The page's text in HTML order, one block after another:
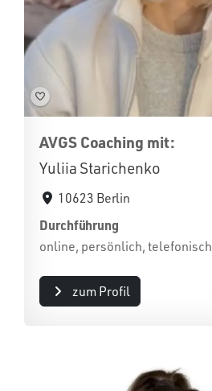
AVGS Coaching mit:
Yuliia Starichenko
10623 Berlin
Durchführung
online, persönlich, telefonisch
zum Profil